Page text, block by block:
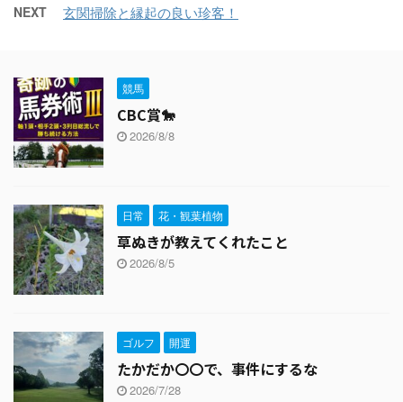
NEXT 玄関掃除と縁起の良い珍客！
競馬
CBC賞🐎
2026/8/8
日常 花・観葉植物
草ぬきが教えてくれたこと
2026/8/5
ゴルフ 開運
たかだか〇〇で、事件にするな
2026/7/28